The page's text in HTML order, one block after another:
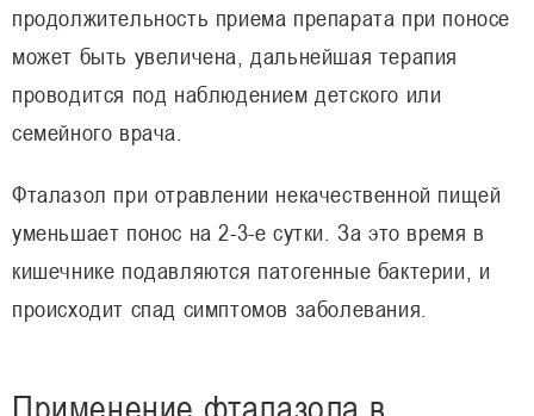
продолжительность приема препарата при поносе
может быть увеличена, дальнейшая терапия
проводится под наблюдением детского или
семейного врача.
Фталазол при отравлении некачественной пищей
уменьшает понос на 2-3-е сутки. За это время в
кишечнике подавляются патогенные бактерии, и
происходит спад симптомов заболевания.
Применение фталазола в